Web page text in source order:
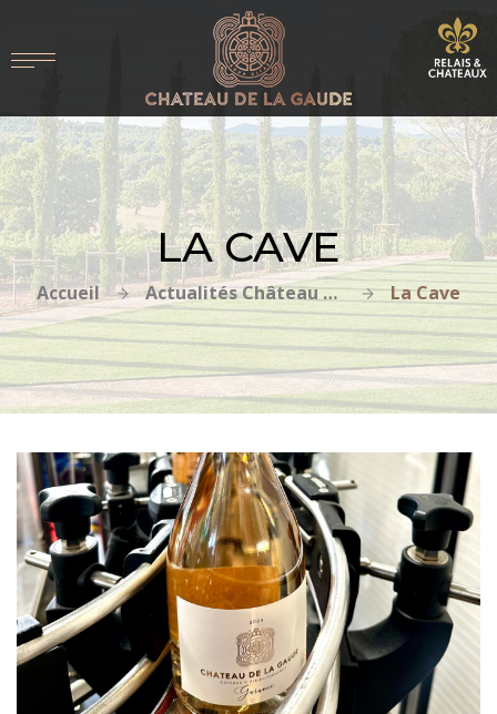
LA CAVE
Accueil Actualités Château de la Gaude La Cave